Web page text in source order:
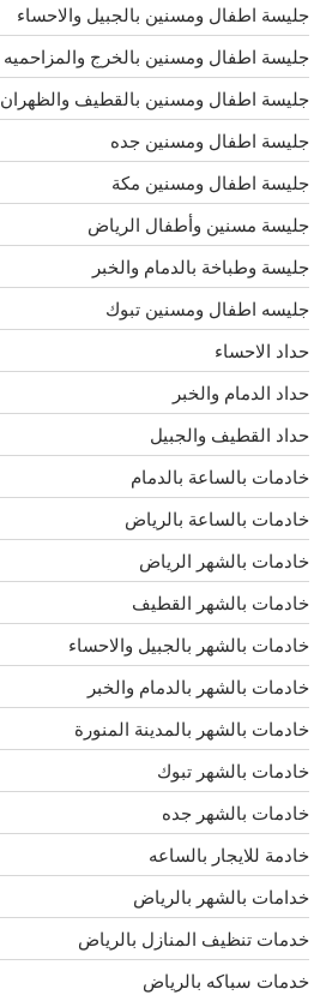
جليسة اطفال ومسنين بالجبيل والاحساء
جليسة اطفال ومسنين بالخرج والمزاحميه
جليسة اطفال ومسنين بالقطيف والظهران
جليسة اطفال ومسنين جده
جليسة اطفال ومسنين مكة
جليسة مسنين وأطفال الرياض
جليسة وطباخة بالدمام والخبر
جليسه اطفال ومسنين تبوك
حداد الاحساء
حداد الدمام والخبر
حداد القطيف والجبيل
خادمات بالساعة بالدمام
خادمات بالساعة بالرياض
خادمات بالشهر الرياض
خادمات بالشهر القطيف
خادمات بالشهر بالجبيل والاحساء
خادمات بالشهر بالدمام والخبر
خادمات بالشهر بالمدينة المنورة
خادمات بالشهر تبوك
خادمات بالشهر جده
خادمة للايجار بالساعه
خدامات بالشهر بالرياض
خدمات تنظيف المنازل بالرياض
خدمات سباكه بالرياض